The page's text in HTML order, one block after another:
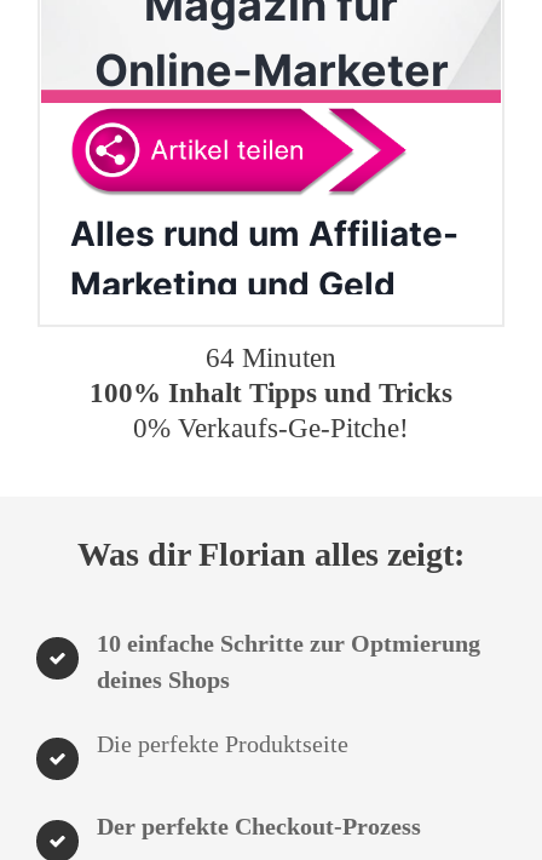
64 Minuten
100% Inhalt Tipps und Tricks
0% Verkaufs-Ge-Pitche!
Was dir Florian alles zeigt:
10 einfache Schritte zur Optmierung
deines Shops
Die perfekte Produktseite
Der perfekte Checkout-Prozess